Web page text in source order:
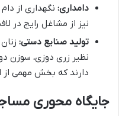
دامداری: نگهداری از
نیز از مشاغل رایج در
تولید صنایع دستی:
نظیر زری دوزی، سوزن
دارند که بخش مهمی از
جایگاه محوری